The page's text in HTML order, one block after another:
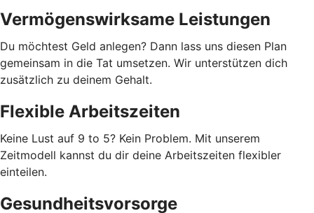
Vermögenswirksame Leistungen
Du möchtest Geld anlegen? Dann lass uns diesen Plan
gemeinsam in die Tat umsetzen. Wir unterstützen dich
zusätzlich zu deinem Gehalt.
Flexible Arbeitszeiten
Keine Lust auf 9 to 5? Kein Problem. Mit unserem
Zeitmodell kannst du dir deine Arbeitszeiten flexibler
einteilen.
Gesundheitsvorsorge